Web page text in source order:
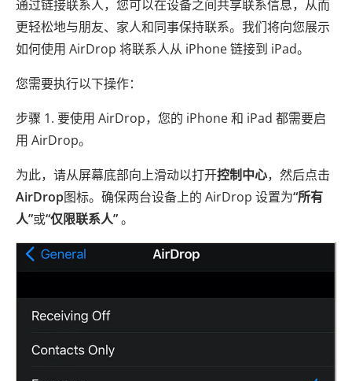
通过链接联系人，您可以在设备之间共享联系信息，从而
更轻松地与朋友、家人和同事保持联系。我们将向您展示
如何使用 AirDrop 将联系人从 iPhone 链接到 iPad。
您需要执行以下操作：
步骤 1. 要使用 AirDrop，您的 iPhone 和 iPad 都需要启
用 AirDrop。
为此，请从屏幕底部向上滑动以打开控制中心，然后点击
AirDrop图标。确保两台设备上的 AirDrop 设置为“所有
人”或“仅限联系人”。